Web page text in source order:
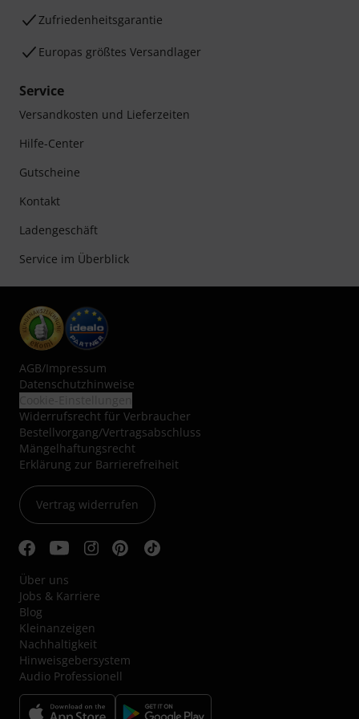
Zufriedenheitsgarantie
Europas größtes Versandlager
Service
Versandkosten und Lieferzeiten
Hilfe-Center
Gutscheine
Kontakt
Ladengeschäft
Service im Überblick
AGB/Impressum
Datenschutzhinweise
Widerrufsrecht für Verbraucher
Bestellvorgang/Vertragsabschluss
Mängelhaftungsrecht
Erklärung zur Barrierefreiheit
Vertrag widerrufen
Über uns
Jobs & Karriere
Blog
Kleinanzeigen
Nachhaltigkeit
Hinweisgebersystem
Audio Professionell